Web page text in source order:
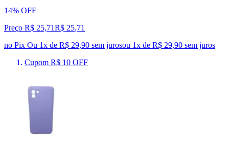
14% OFF
Preço R$ 25,71R$ 25,71
no Pix Ou 1x de R$ 29,90 sem jurosou 1x de R$ 29,90 sem juros
Cupom R$ 10 OFF